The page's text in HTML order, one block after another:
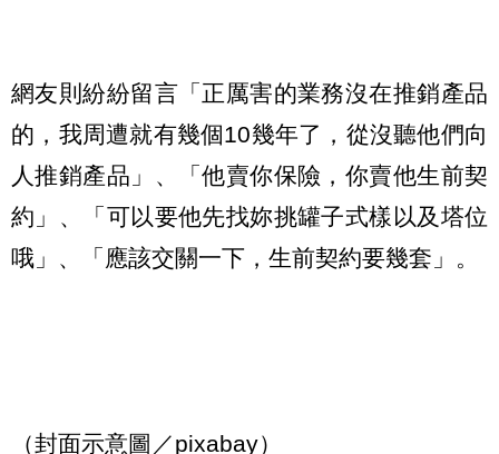
網友則紛紛留言「正厲害的業務沒在推銷產品
的，我周遭就有幾個10幾年了，從沒聽他們向
人推銷產品」、「他賣你保險，你賣他生前契
約」、「可以要他先找妳挑罐子式樣以及塔位
哦」、「應該交關一下，生前契約要幾套」。
（封面示意圖／pixabay）